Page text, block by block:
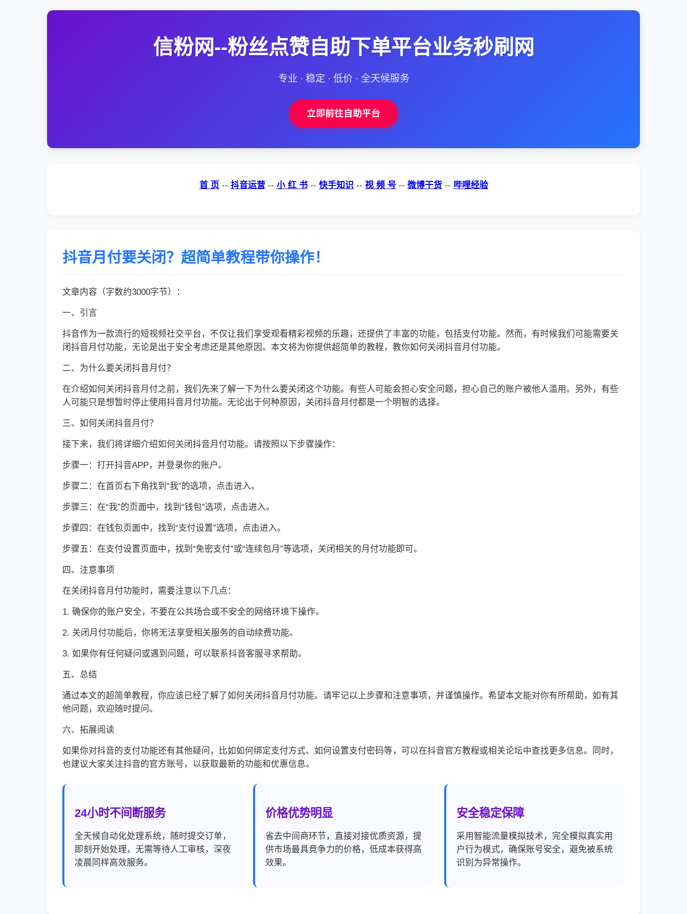
信粉网--粉丝点赞自助下单平台业务秒刷网
专业 · 稳定 · 低价 · 全天候服务
立即前往自助平台
首 页 -- 抖音运营 -- 小 红 书 -- 快手知识 -- 视 频 号 -- 微博干货 -- 哔哩经验
抖音月付要关闭？超简单教程带你操作！
文章内容（字数约3000字节）：
一、引言
抖音作为一款流行的短视频社交平台，不仅让我们享受观看精彩视频的乐趣，还提供了丰富的功能，包括支付功能。然而，有时候我们可能需要关
闭抖音月付功能，无论是出于安全考虑还是其他原因。本文将为你提供超简单的教程，教你如何关闭抖音月付功能。
二、为什么要关闭抖音月付？
在介绍如何关闭抖音月付之前，我们先来了解一下为什么要关闭这个功能。有些人可能会担心安全问题，担心自己的账户被他人滥用。另外，有些
人可能只是想暂时停止使用抖音月付功能。无论出于何种原因，关闭抖音月付都是一个明智的选择。
三、如何关闭抖音月付？
接下来，我们将详细介绍如何关闭抖音月付功能。请按照以下步骤操作：
步骤一：打开抖音APP，并登录你的账户。
步骤二：在首页右下角找到“我”的选项，点击进入。
步骤三：在“我”的页面中，找到“钱包”选项，点击进入。
步骤四：在钱包页面中，找到“支付设置”选项，点击进入。
步骤五：在支付设置页面中，找到“免密支付”或“连续包月”等选项，关闭相关的月付功能即可。
四、注意事项
在关闭抖音月付功能时，需要注意以下几点：
1. 确保你的账户安全，不要在公共场合或不安全的网络环境下操作。
2. 关闭月付功能后，你将无法享受相关服务的自动续费功能。
3. 如果你有任何疑问或遇到问题，可以联系抖音客服寻求帮助。
五、总结
通过本文的超简单教程，你应该已经了解了如何关闭抖音月付功能。请牢记以上步骤和注意事项，并谨慎操作。希望本文能对你有所帮助，如有其
他问题，欢迎随时提问。
六、拓展阅读
如果你对抖音的支付功能还有其他疑问，比如如何绑定支付方式、如何设置支付密码等，可以在抖音官方教程或相关论坛中查找更多信息。同时，
也建议大家关注抖音的官方账号，以获取最新的功能和优惠信息。
24小时不间断服务
全天候自动化处理系统，随时提交订单，
即刻开始处理，无需等待人工审核，深夜
凌晨同样高效服务。
价格优势明显
省去中间商环节，直接对接优质资源，提
供市场最具竞争力的价格，低成本获得高
效果。
安全稳定保障
采用智能流量模拟技术，完全模拟真实用
户行为模式，确保账号安全，避免被系统
识别为异常操作。